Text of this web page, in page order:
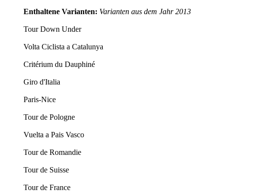
Enthaltene Varianten: Varianten aus dem Jahr 2013
Tour Down Under
Volta Ciclista a Catalunya
Critérium du Dauphiné
Giro d'Italia
Paris-Nice
Tour de Pologne
Vuelta a Pais Vasco
Tour de Romandie
Tour de Suisse
Tour de France